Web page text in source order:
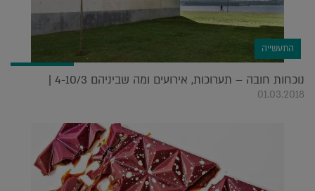
התעשייה
נוכחות חובה – תערוכות, אירועים ומה שביניהם 4-10/3 |
01.03.2018